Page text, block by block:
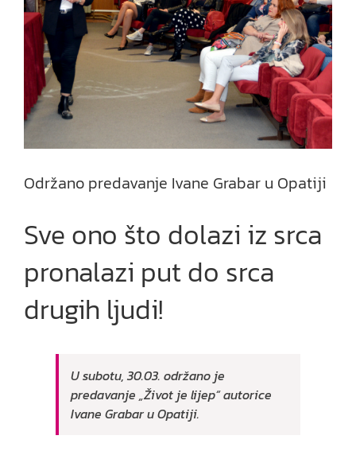
Održano predavanje Ivane Grabar u Opatiji
Sve ono što dolazi iz srca
pronalazi put do srca
drugih ljudi!
U subotu, 30.03. održano je
predavanje „Život je lijep“ autorice
Ivane Grabar u Opatiji.